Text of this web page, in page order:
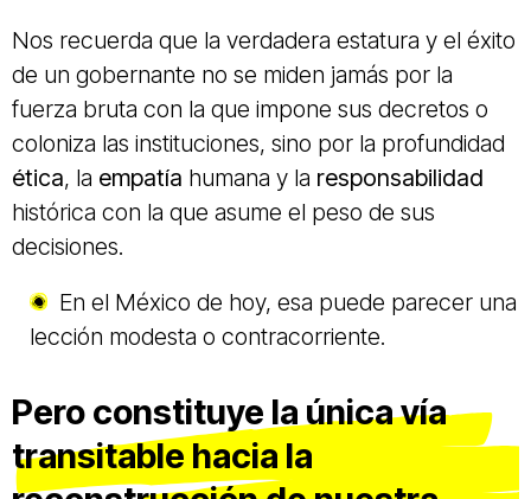
Nos recuerda que la verdadera estatura y el éxito
de un gobernante no se miden jamás por la
fuerza bruta con la que impone sus decretos o
coloniza las instituciones, sino por la profundidad
ética, la empatía humana y la responsabilidad
histórica con la que asume el peso de sus
decisiones.
En el México de hoy, esa puede parecer una
lección modesta o contracorriente.
Pero constituye la única vía
transitable hacia la